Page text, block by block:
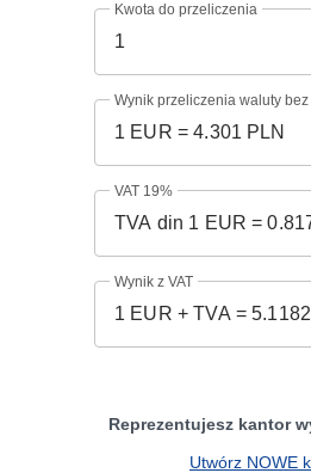
Kwota do przeliczenia
Wynik przeliczenia waluty bez
VAT 19%
Wynik z VAT
Reprezentujesz kantor
Utwórz NOWE